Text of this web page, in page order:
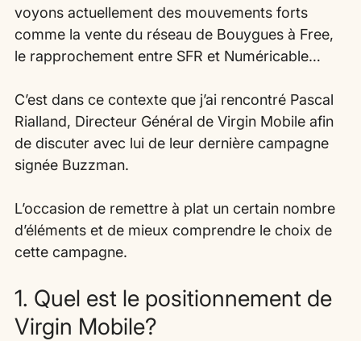
voyons actuellement des mouvements forts
comme la vente du réseau de Bouygues à Free,
le rapprochement entre SFR et Numéricable…
C’est dans ce contexte que j’ai rencontré Pascal
Rialland, Directeur Général de Virgin Mobile afin
de discuter avec lui de leur dernière campagne
signée Buzzman.
L’occasion de remettre à plat un certain nombre
d’éléments et de mieux comprendre le choix de
cette campagne.
1. Quel est le positionnement de
Virgin Mobile?